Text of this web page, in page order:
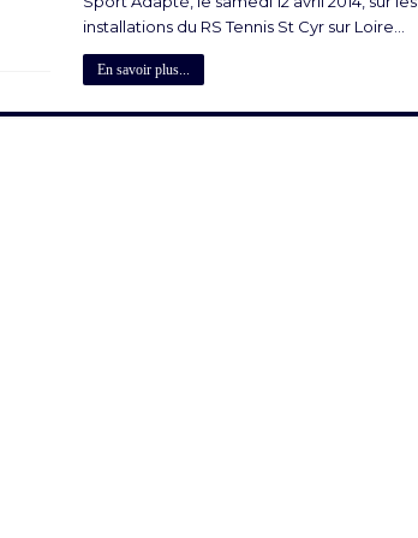
installations du RS Tennis St Cyr sur Loire...
En savoir plus...